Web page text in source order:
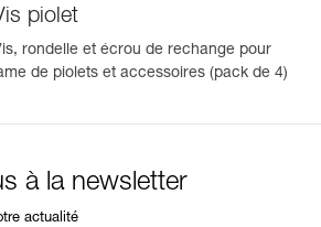
piolet
rondelle et écrou de rechange pour
de piolets et accessoires (pack de 4)
à la newsletter
actualité